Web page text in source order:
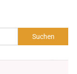
Suchen
nach: